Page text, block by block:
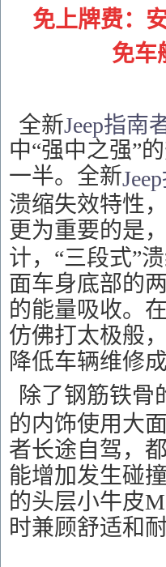
免上牌费：
免车
全新Jeep指南
中“强中之强”
一半。全新Jeep
溃缩失效特性
更为重要的是
计，“三段式”
面车身底部的
的能量吸收。
仿佛打太极般
降低车辆维修
除了钢筋铁骨
的内饰使用大
者长途自驾，
能增加发生碰
的头层小牛皮
时兼顾舒适和